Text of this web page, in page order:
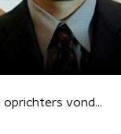
Google bestaat 25 jaar: 'De oprichters vonden het internet maar een rommeltje'